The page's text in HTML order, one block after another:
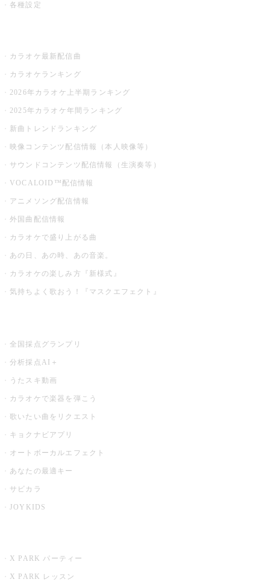
各種設定
カラオケ最新配信曲
カラオケランキング
2026年カラオケ上半期ランキング
2025年カラオケ年間ランキング
新曲トレンドランキング
映像コンテンツ配信情報（本人映像等）
サウンドコンテンツ配信情報（生演奏等）
VOCALOID™配信情報
アニメソング配信情報
外国曲配信情報
カラオケで盛り上がる曲
あの日、あの時、あの音楽。
カラオケの楽しみ方『新様式』
気持ちよく歌おう！『マスクエフェクト』
全国採点グランプリ
分析採点AI＋
うたスキ動画
カラオケで楽器を弾こう
歌いたい曲をリクエスト
キョクナビアプリ
オートボーカルエフェクト
あなたの最適キー
サビカラ
JOYKIDS
X PARK パーティー
X PARK レッスン